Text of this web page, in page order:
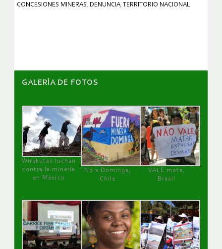
CONCESIONES MINERAS, DENUNCIA, TERRITORIO NACIONAL
GALERÌA DE FOTOS
Wirakutas luchan
contra la minería
en México
No a Dominga,
Chile
VALE mata,
Brasil